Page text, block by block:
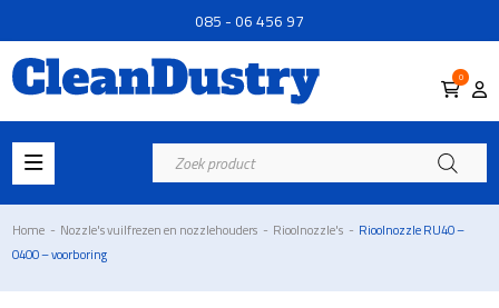
085 - 06 456 97
0
Producten
zoeken
Home - Nozzle's vuilfrezen en nozzlehouders - Rioolnozzle's - Rioolnozzle RU40 –
0400 – voorboring